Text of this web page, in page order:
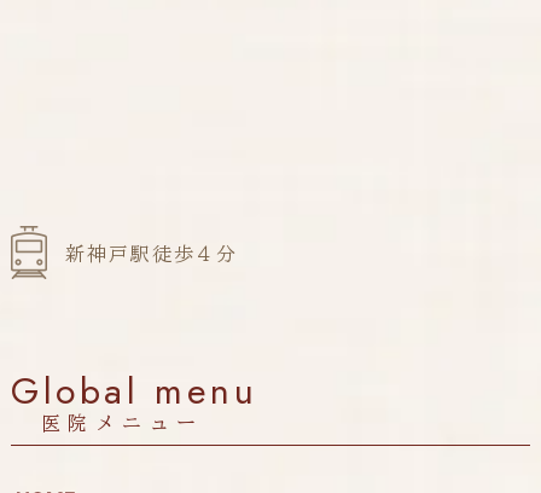
新神戸駅徒歩４分
Global menu
医院メニュー